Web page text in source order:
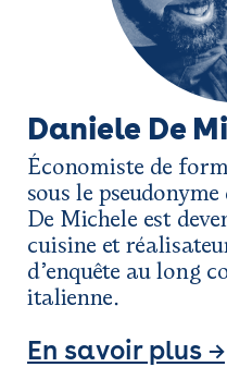
Daniele De
Économiste de
sous le
De Michele est
cuisine et
d’enquête au long
italienne.
En savoir plus →